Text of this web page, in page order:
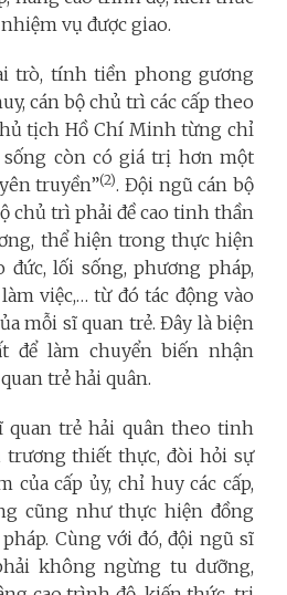
vụ được giao.
trò, tính tiền phong gương
cán bộ chủ trì các cấp theo
tịch Hồ Chí Minh từng chỉ
sống còn có giá trị hơn một
truyền”(2). Đội ngũ cán bộ
chủ trì phải đề cao tinh thần
thể hiện trong thực hiện
lối sống, phương pháp,
việc,… từ đó tác động vào
mỗi sĩ quan trẻ. Đây là biện
để làm chuyển biến nhận
trẻ hải quân.
quan trẻ hải quân theo tinh
trương thiết thực, đòi hỏi sự
của cấp ủy, chỉ huy các cấp,
cũng như thực hiện đồng
Cùng với đó, đội ngũ sĩ
không ngừng tu dưỡng,